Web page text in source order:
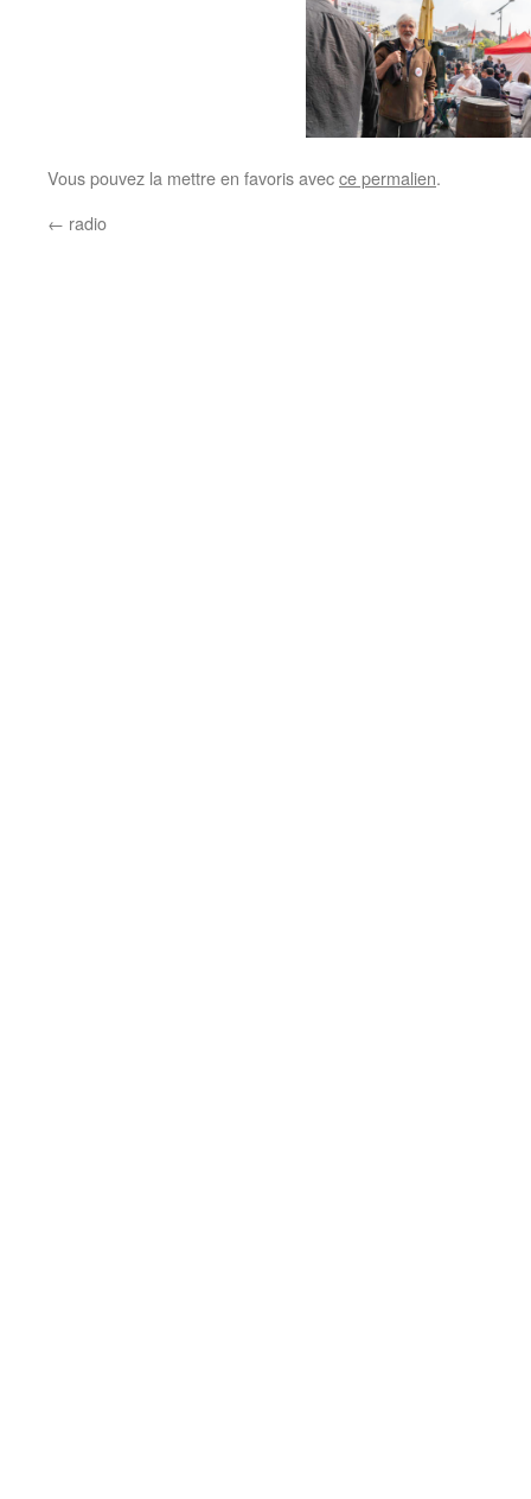
Vous pouvez la mettre en favoris avecce permalien.
← radio